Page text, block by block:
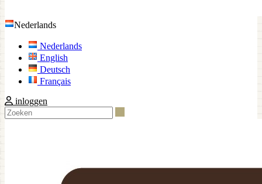
Nederlands
Nederlands
English
Deutsch
Français
inloggen